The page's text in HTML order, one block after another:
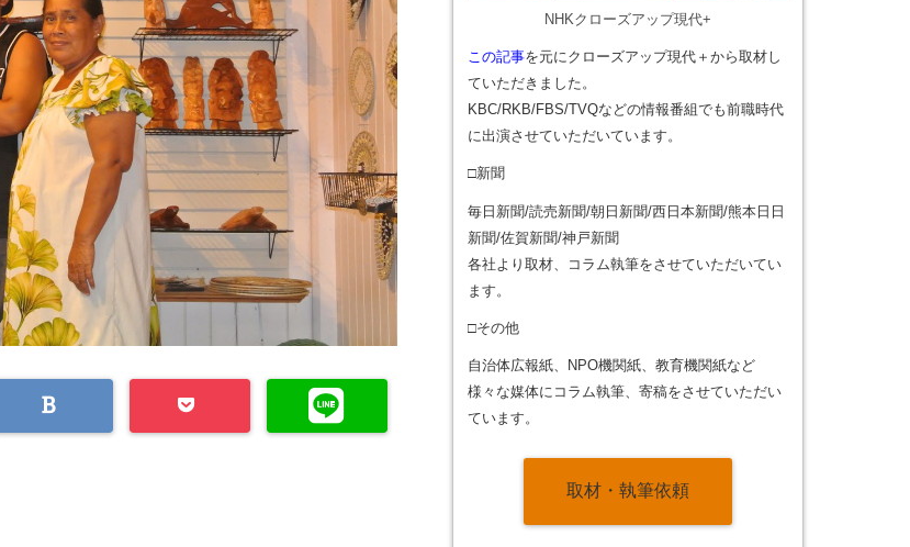
NHKクローズアップ現代+
この記事を元にクローズアップ現代＋から取材し
ていただきました。
KBC/RKB/FBS/TVQなどの情報番組でも前職時代
に出演させていただいています。
□新聞
毎日新聞/読売新聞/朝日新聞/西日本新聞/熊本日日
新聞/佐賀新聞/神戸新聞
各社より取材、コラム執筆をさせていただいてい
ます。
□その他
自治体広報紙、NPO機関紙、教育機関紙など
様々な媒体にコラム執筆、寄稿をさせていただい
ています。
取材・執筆依頼